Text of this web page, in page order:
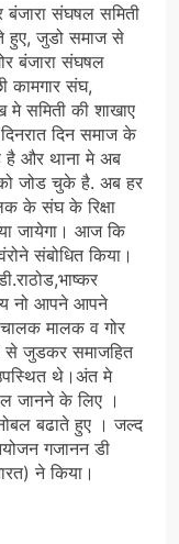
संघषल समिती
हुए, जुडो समाज से
बंजारा संघषल
कामगार संघ,
समिती की शाखाए
दिन समाज के
है और थाना मे अब
जोड चुके है. अब हर
के संघ के रिक्षा
जायेगा। आज कि
संबोधित किया।
नो आपने आपने
चालक मालक व गोर
से जुडकर समाजहित
थे।अंत मे
जानने के लिए ।
बढाते हुए । जल्द
गजानन डी
ने किया।